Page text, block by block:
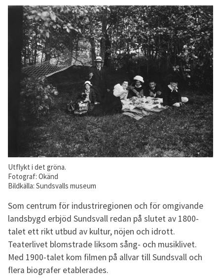
Utflykt i det gröna.
Fotograf: Okänd
Bildkälla: Sundsvalls museum
Som centrum för industriregionen och för omgivande
landsbygd erbjöd Sundsvall redan på slutet av 1800-
talet ett rikt utbud av kultur, nöjen och idrott.
Teaterlivet blomstrade liksom sång- och musiklivet.
Med 1900-talet kom filmen på allvar till Sundsvall och
flera biografer etablerades.